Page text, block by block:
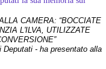
Leader to provide additional health coverage | Local News
CAMERA: “BOCCIATE
L'ILVA, UTILIZZATE
- ha presentato alla
sempre per